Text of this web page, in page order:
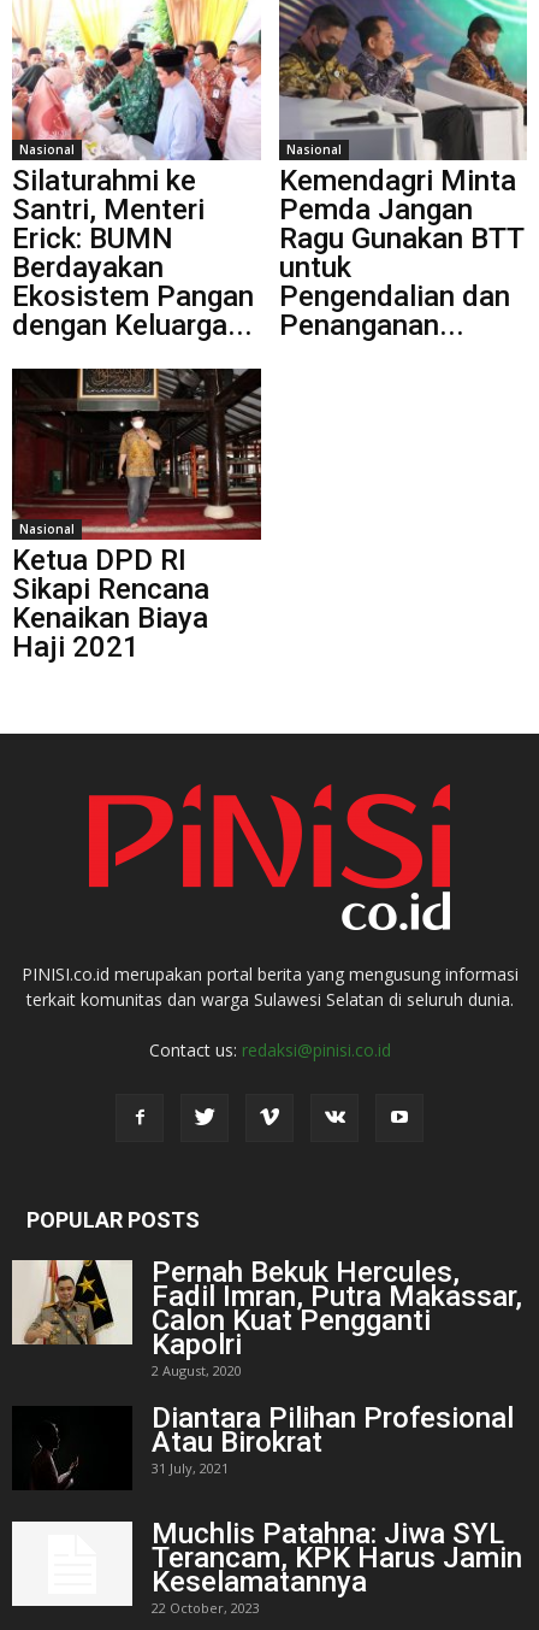
Nasional
Silaturahmi ke
Santri, Menteri
Erick: BUMN
Berdayakan
Ekosistem Pangan
dengan Keluarga...
Nasional
Kemendagri Minta
Pemda Jangan
Ragu Gunakan BTT
untuk
Pengendalian dan
Penanganan...
Nasional
Ketua DPD RI
Sikapi Rencana
Kenaikan Biaya
Haji 2021
PINISI.co.id merupakan portal berita yang mengusung informasi
terkait komunitas dan warga Sulawesi Selatan di seluruh dunia.
Contact us: redaksi@pinisi.co.id
POPULAR POSTS
Pernah Bekuk Hercules,
Fadil Imran, Putra Makassar,
Calon Kuat Pengganti
Kapolri
2 August, 2020
Diantara Pilihan Profesional
Atau Birokrat
31 July, 2021
Muchlis Patahna: Jiwa SYL
Terancam, KPK Harus Jamin
Keselamatannya
22 October, 2023